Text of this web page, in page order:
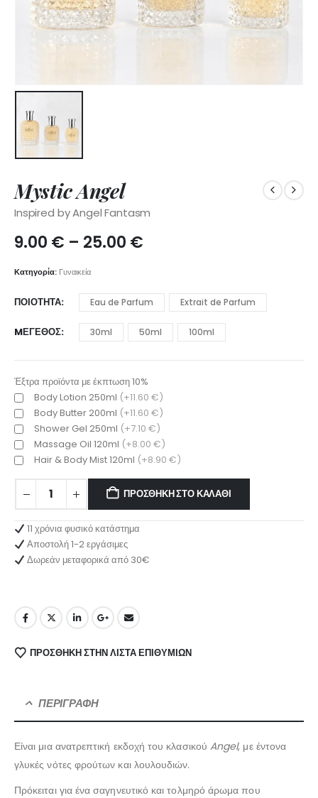
Mystic Angel
Inspired by Angel Fantasm
9.00 € – 25.00 €
through
25.00 €
Κατηγορία: Γυναικεία
ΠΟΙΌΤΗΤΑ Eau de Parfum Extrait de Parfum
MΈΓΕΘΟΣ 30ml 50ml 100ml
Έξτρα προϊόντα με έκπτωση 10%
Body Lotion 250ml (+11.60 €)
Body Butter 200ml (+11.60 €)
Shower Gel 250ml (+7.10 €)
Massage Oil 120ml (+8.00 €)
Hair & Body Mist 120ml (+8.90 €)
ΠΡΟΣΘΉΚΗ ΣΤΟ ΚΑΛΆΘΙ
11 χρόνια φυσικό κατάστημα
Αποστολή 1-2 εργάσιμες
Δωρεάν μεταφορικά από 30€
ΠΡΌΣΘΉΚΗ ΣΤΗΝ ΛΊΣΤΑ ΕΠΙΘΥΜΙΏΝ
ΠΕΡΙΓΡΑΦΉ
Είναι μια ανατρεπτική εκδοχή του κλασικού Angel, με έντονα
γλυκές νότες φρούτων και λουλουδιών.
Πρόκειται για ένα σαγηνευτικό και τολμηρό άρωμα που